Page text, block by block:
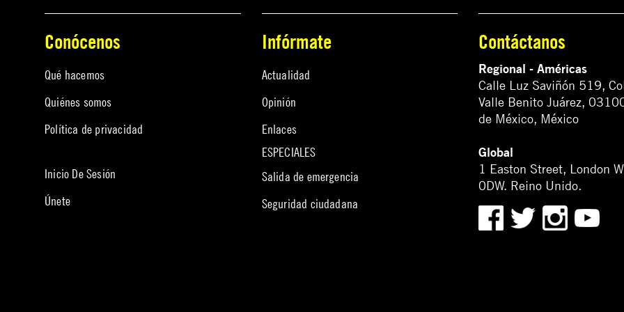
Conócenos
Qué hacemos
Quiénes somos
Política de privacidad
Inicio De Sesión
Únete
Infórmate
Actualidad
Opinión
Enlaces
ESPECIALES
Salida de emergencia
Seguridad ciudadana
Contáctanos
Regional - Américas
Calle Luz Saviñón 519,
Valle Benito Juárez,
de México, México
Global
1 Easton Street, London
0DW. Reino Unido.